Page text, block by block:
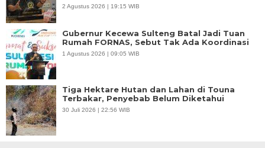
2 Agustus 2026 | 19:15 WIB
Gubernur Kecewa Sulteng Batal Jadi Tuan
Rumah FORNAS, Sebut Tak Ada Koordinasi
1 Agustus 2026 | 09:05 WIB
Tiga Hektare Hutan dan Lahan di Touna
Terbakar, Penyebab Belum Diketahui
30 Juli 2026 | 22:56 WIB